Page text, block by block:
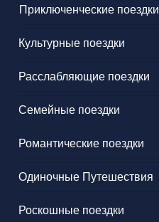
Приключенческие поездки
Культурные поездки
Расслабляющие поездки
Семейные поездки
Романтические поездки
Одиночные Путешествия
Роскошные поездки